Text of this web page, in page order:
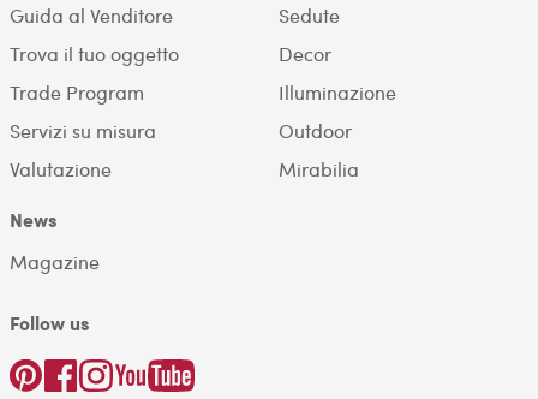
Guida al Venditore
Trova il tuo oggetto
Trade Program
Servizi su misura
Valutazione
Sedute
Decor
Illuminazione
Outdoor
Mirabilia
News
Magazine
Follow us